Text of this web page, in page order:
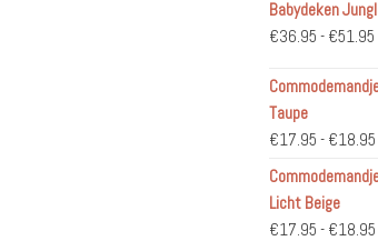
Babydeken
€36.95 - €51.95
Taupe
€17.95 - €18.95
Licht Beige
€17.95 - €18.95